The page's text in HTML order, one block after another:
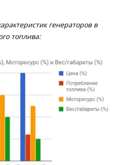
генераторов в
топлива: